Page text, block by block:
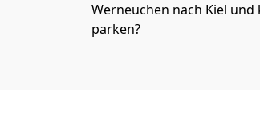
Werneuchen nach Kiel
parken?